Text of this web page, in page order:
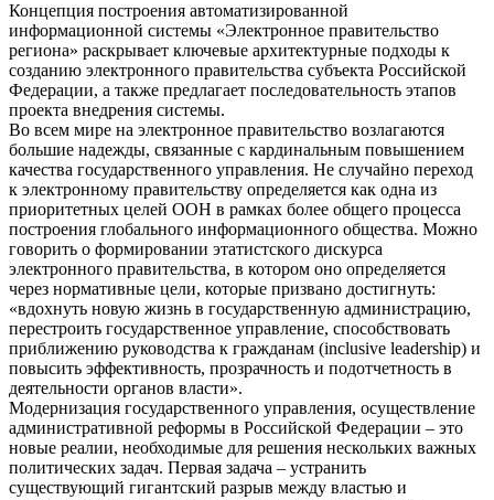
Концепция построения автоматизированной
информационной системы «Электронное правительство
региона» раскрывает ключевые архитектурные подходы к
созданию электронного правительства субъекта Российской
Федерации, а также предлагает последовательность этапов
проекта внедрения системы.
Во всем мире на электронное правительство возлагаются
большие надежды, связанные с кардинальным повышением
качества государственного управления. Не случайно переход
к электронному правительству определяется как одна из
приоритетных целей ООН в рамках более общего процесса
построения глобального информационного общества. Можно
говорить о формировании этатистского дискурса
электронного правительства, в котором оно определяется
через нормативные цели, которые призвано достигнуть:
«вдохнуть новую жизнь в государственную администрацию,
перестроить государственное управление, способствовать
приближению руководства к гражданам (inclusive leadership) и
повысить эффективность, прозрачность и подотчетность в
деятельности органов власти».
Модернизация государственного управления, осуществление
административной реформы в Российской Федерации – это
новые реалии, необходимые для решения нескольких важных
политических задач. Первая задача – устранить
существующий гигантский разрыв между властью и